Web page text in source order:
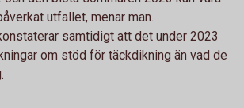
utfallet, menar man.
samtidigt att det under 2023
om stöd för täckdikning än vad de